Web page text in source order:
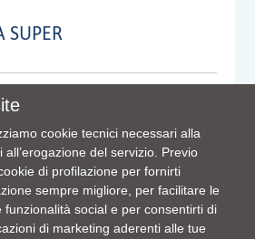
LIMITED
FULL DETAILS
cookie tecnici necessari alla
del servizio. Previo
di profilazione per fornirti
sempre migliore, per facilitare le
funzionalità social e per consentirti di
di marketing aderenti alle tue